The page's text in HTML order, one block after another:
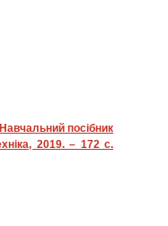
посібник
2019. – 172 с.